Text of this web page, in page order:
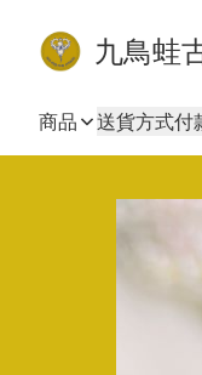
九鳥蛙
商品 送貨方式付